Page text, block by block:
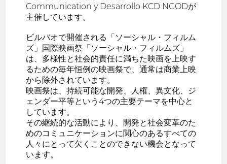
Communication y Desarrollo KCD NGODが
主催しています。
ビルバオで開催される「ソーシャル・フィルム
ズ」国際映画祭「ソーシャル・フィルムズ」
は、多様性と社会的責任に満ちた映画を上映す
るための毎年恒例の映画祭で、通常は商業上映
から除外されています。
映画祭は、持続可能な開発、人権、異文化、ジ
ェンダー平等という4つの主要テーマを中心と
しています。
その継続的な活動により、開発と社会変革のた
めのコミュニケーションに関心のあるすべての
人々にとって欠くことのできない機会となって
います。